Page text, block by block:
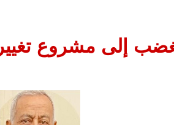
إلى مشروع تغيير